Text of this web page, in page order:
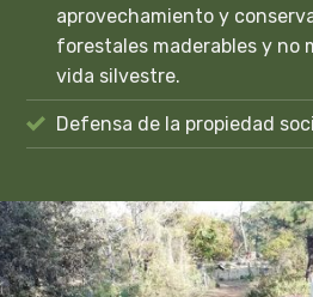
aprovechamiento y
forestales maderables y no
vida silvestre.
Defensa de la propiedad